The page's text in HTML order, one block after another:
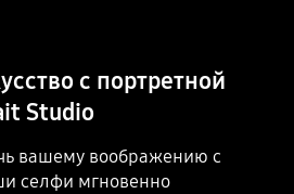
с портретной
Studio
вашему воображению с
селфи мгновенно